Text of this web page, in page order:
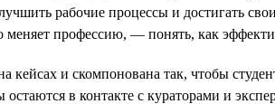
рабочие процессы и достигать
профессию, — понять, как
и скомпонована так, чтобы
в контакте с кураторами и